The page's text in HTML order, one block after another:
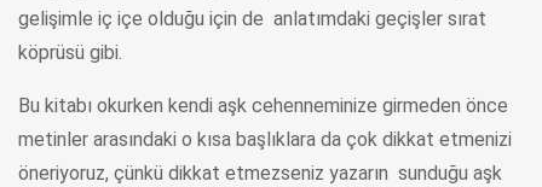
gelişimle iç içe olduğu için de anlatımdaki geçişler sırat
köprüsü gibi.
Bu kitabı okurken kendi aşk cehenneminize girmeden önce
metinler arasındaki o kısa başlıklara da çok dikkat etmenizi
öneriyoruz, çünkü dikkat etmezseniz yazarın sunduğu aşk